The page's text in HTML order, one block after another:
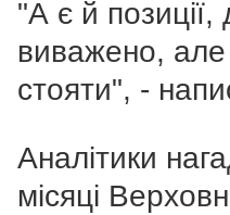
"А є й позиції,
виважено,
стояти", -
Аналітики
місяці